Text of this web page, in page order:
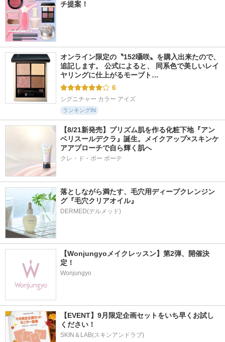
チ提案！
オンライン限定の〝152囁咲〟を購入出来たので、
追記します。 公式によると、 同系色で美しいレイ
ヤリングに仕上がるモーブト…
6
シグニチャー カラー アイズ
ランキングIN
【8/21新発売】プリズム肌を作る化粧下地『アン
ベリスールデクラ』誕生。メイクアップ×スキンケ
アアプローチで自ら輝く肌へ
クレ・ド・ポー ボーテ
落としながら満たす、毛穴用ディープクレンジン
グ『毛穴クリアオイル』
【Wonjungyoメイクレッスン】第2弾、開催決
定！
Wonjungyo
【EVENT】9月限定企画セットをいち早くお試し
ください！
SKIN＆LAB(スキンアンドラブ)